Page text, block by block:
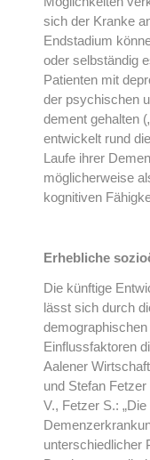
sich der Kranke
Endstadium
oder selbständig
Patienten mit
der psychischen
dement gehalten
entwickelt rund
Laufe ihrer
möglicherweise
kognitiven
Erhebliche
Die künftige
lässt sich durch
Einflussfaktoren
Aalener
und Stefan
V., Fetzer S.:
unterschiedlicher